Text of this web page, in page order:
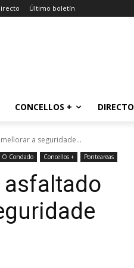
Último boletín
CONCELLOS + DIRECTO
a seguridade...
O Condado Concellos + Ponteareas
asfaltado